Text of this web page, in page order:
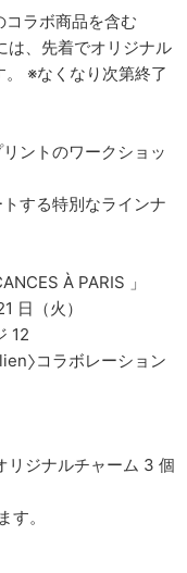
ラボ商品を含む
は、先着でオリジナル
※なくなり次第終了
ントのワークショッ
する特別なラインナ
À PARIS 」
日（⽕）
12
コラボレーション
リジナルチャーム 3 個
。